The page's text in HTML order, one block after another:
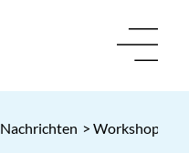
Nachrichten > Workshop für